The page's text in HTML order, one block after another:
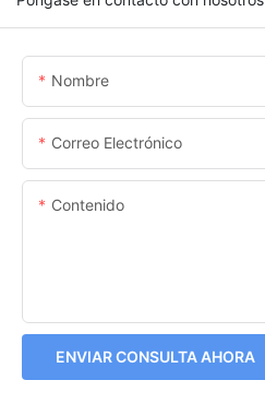
Nombre
Correo Electrónico
Contenido
ENVIAR CONSULTA AHORA